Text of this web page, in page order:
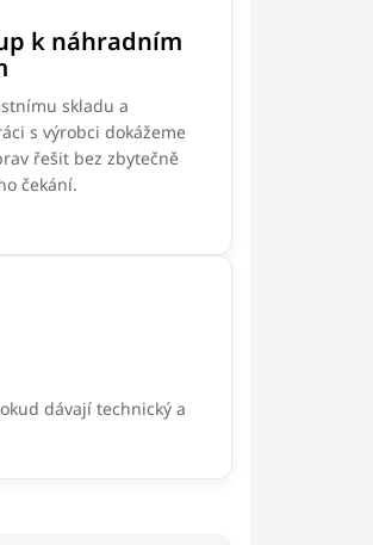
k náhradním
skladu a
s výrobci dokážeme
řešit bez zbytečně
čekání.
dávají technický a